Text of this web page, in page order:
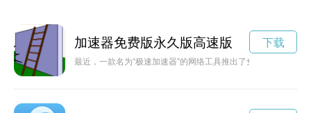
加速器免费版永久版高速版
最近，一款名为“极速加速器”的网络工具推出了免费版的永久
下载